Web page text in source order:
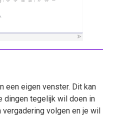
een eigen venster. Dit kan
dingen tegelijk wil doen in
volgen en je wil